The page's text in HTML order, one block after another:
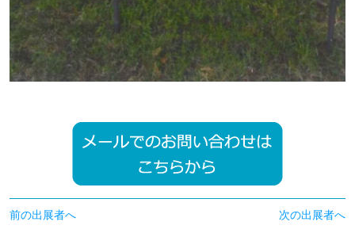
前の出展者へ 次の出展者へ